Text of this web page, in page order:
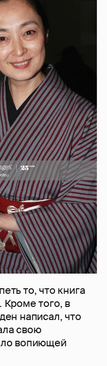
то, что книга
Кроме того, в
написал, что
свою
вопиющей